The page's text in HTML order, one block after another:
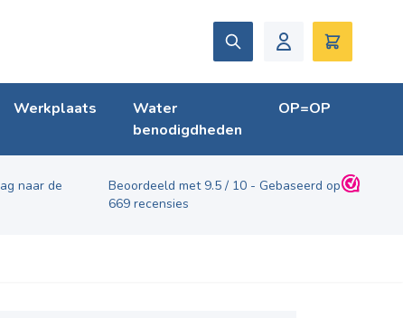
Zoek
Werkplaats
Water
benodigdheden
OP=OP
naar de
Beoordeeld met 9.5 / 10 - Gebaseerd op
669 recensies